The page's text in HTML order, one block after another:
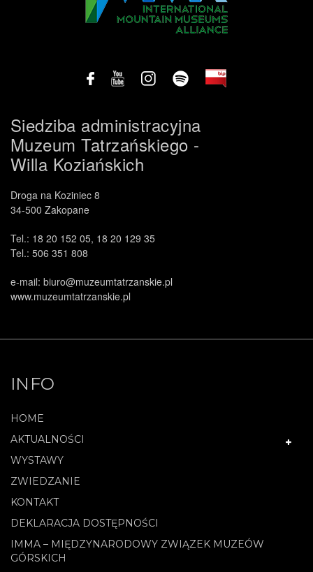
Siedziba administracyjna
Muzeum Tatrzańskiego -
Willa Koziańskich
Droga na Koziniec 8
34-500 Zakopane
Tel.: 18 20 152 05, 18 20 129 35
Tel.: 506 351 808
e-mail: biuro@muzeumtatrzanskie.pl
www.muzeumtatrzanskie.pl
INFO
HOME
AKTUALNOŚCI
WYSTAWY
ZWIEDZANIE
KONTAKT
DEKLARACJA DOSTĘPNOŚCI
IMMA – MIĘDZYNARODOWY ZWIĄZEK MUZEÓW
GÓRSKICH